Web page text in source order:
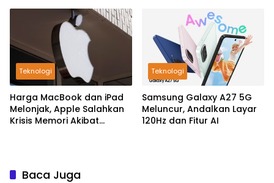
Teknologi
Harga MacBook dan iPad
Melonjak, Apple Salahkan
Krisis Memori Akibat
Teknologi
Samsung Galaxy A27 5G
Meluncur, Andalkan Layar
120Hz dan Fitur AI
Baca Juga